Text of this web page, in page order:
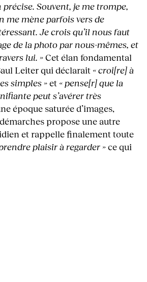
Souvent, je me trompe,
me mène parfois vers de
Je crois qu’il nous faut
de la photo par nous-mêmes, et
lui. »Cet élan fondamental
Leiter qui déclarait « croi[re] à
simples »et « pense[r] que la
peut s’avérer très
époque saturée d’images,
propose une autre
et rappelle finalement toute
plaisir à regarder »ce qui